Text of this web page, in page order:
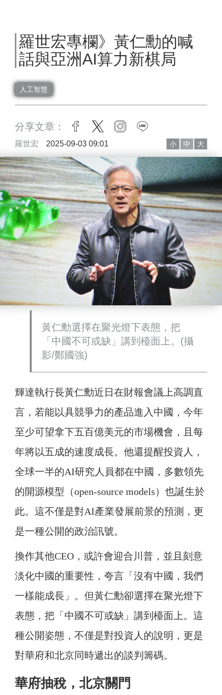
羅世宏專欄》黃仁勳的喊
話與亞洲AI算力新棋局
人工智慧
分享文章： facebook
twitter instagram
羅世宏 2025-09-03 09:01 小 中 大
黃仁勳選擇在聚光燈下表態，把
「中國不可或缺」講到檯面上。(攝
影/鄭國強)
輝達執行長黃仁勳近日在財報會議上高調直
言，若能以具競爭力的產品進入中國，今年
至少可望拿下五百億美元的市場機會，且每
年將以五成的速度成長。他還提醒投資人，
全球一半的AI研究人員都在中國，多數領先
的開源模型（open-source models）也誕生於
此。這不僅是對AI產業發展前景的預測，更
是一種公開的政治訊號。
換作其他CEO，或許會迎合川普，並且刻意
淡化中國的重要性，夸言「沒有中國，我們
一樣能成長」。但黃仁勳卻選擇在聚光燈下
表態，把「中國不可或缺」講到檯面上。這
種公開姿態，不僅是對投資人的說明，更是
對華府和北京同時遞出的談判籌碼。
華府抽稅，北京關門